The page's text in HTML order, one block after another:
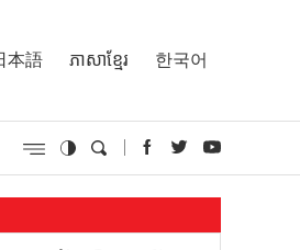
本語 ភាសាខ្មែរ 한국어